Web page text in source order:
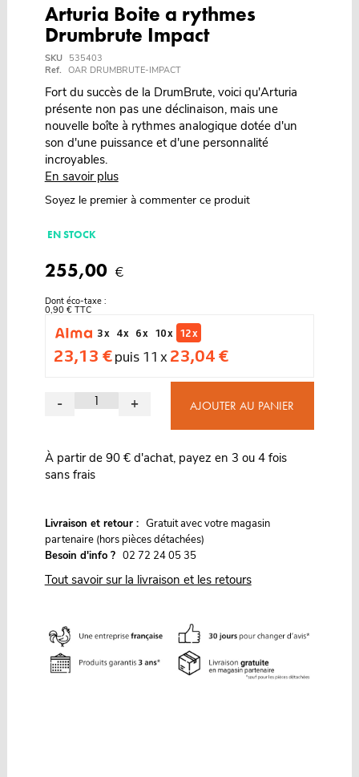
Arturia Boite a rythmes
Drumbrute Impact
SKU
535403
Ref. OAR DRUMBRUTE-IMPACT
Fort du succès de la DrumBrute, voici qu'Arturia
présente non pas une déclinaison, mais une
nouvelle boîte à rythmes analogique dotée d'un
son d'une puissance et d'une personnalité
incroyables.
En savoir plus
Soyez le premier à commenter ce produit
EN STOCK
255,00 €
Dont éco-taxe :
0,90 € TTC
3 x
4 x 6 x 10 x 12 x
23,13 €puis 11 x23,04 €
- + AJOUTER AU PANIER
À partir de 90 € d'achat, payez en 3 ou 4 fois
sans frais
Livraison et retour : Gratuit avec votre magasin
partenaire (hors pièces détachées)
Besoin d'info ? 02 72 24 05 35
Tout savoir sur la livraison et les retours